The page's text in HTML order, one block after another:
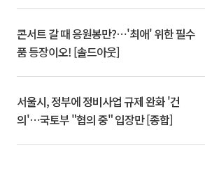
콘서트 갈 때 응원봉만?⋯'최애' 위한 필수
품 등장이오! [솔드아웃]
서울시, 정부에 정비사업 규제 완화 '건
의'⋯국토부 "협의 중" 입장만 [종합]